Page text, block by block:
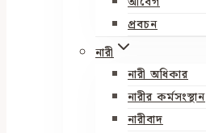
প্রবচন
নারী
নারী অধিকার
নারীর কর্মসংস্থান
নারীবাদ